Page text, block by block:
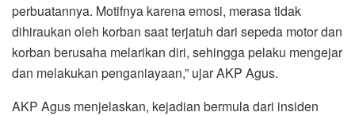
perbuatannya. Motifnya karena emosi, merasa tidak
dihiraukan oleh korban saat terjatuh dari sepeda motor dan
korban berusaha melarikan diri, sehingga pelaku mengejar
dan melakukan penganiayaan,” ujar AKP Agus.
AKP Agus menjelaskan, kejadian bermula dari insiden